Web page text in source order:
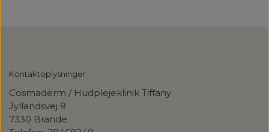
Kontaktoplysninger
Cosmaderm / Hudplejeklinik Tiffany
Jyllandsvej 9
7330 Brande